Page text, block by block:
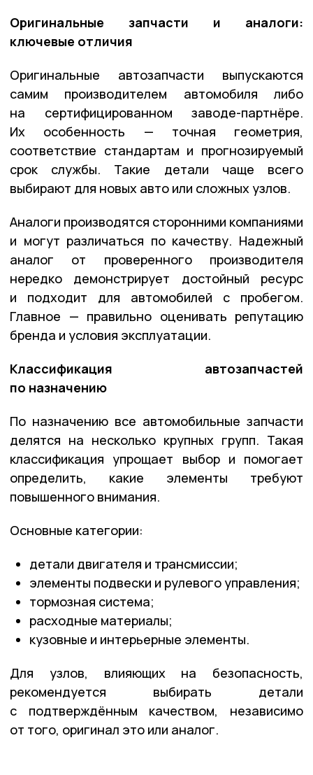
Оригинальные запчасти и аналоги:
ключевые отличия
Оригинальные автозапчасти выпускаются
самим производителем автомобиля либо
на сертифицированном заводе-партнёре.
Их особенность — точная геометрия,
соответствие стандартам и прогнозируемый
срок службы. Такие детали чаще всего
выбирают для новых авто или сложных узлов.
Аналоги производятся сторонними компаниями
и могут различаться по качеству. Надежный
аналог от проверенного производителя
нередко демонстрирует достойный ресурс
и подходит для автомобилей с пробегом.
Главное — правильно оценивать репутацию
бренда и условия эксплуатации.
Классификация автозапчастей
по назначению
По назначению все автомобильные запчасти
делятся на несколько крупных групп. Такая
классификация упрощает выбор и помогает
определить, какие элементы требуют
повышенного внимания.
Основные категории:
детали двигателя и трансмиссии;
элементы подвески и рулевого управления;
тормозная система;
расходные материалы;
кузовные и интерьерные элементы.
Для узлов, влияющих на безопасность,
рекомендуется выбирать детали
с подтверждённым качеством, независимо
от того, оригинал это или аналог.